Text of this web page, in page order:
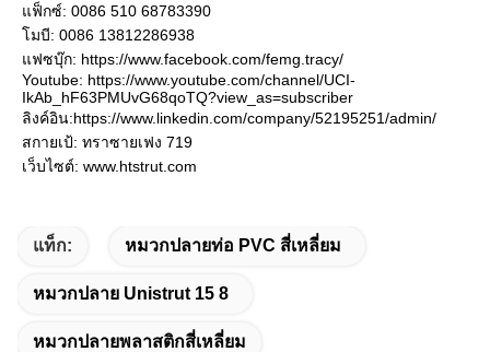
แฟ็กซ์: 0086 510 68783390
โมบี: 0086 13812286938
แฟซบุ๊ก: https://www.facebook.com/femg.tracy/
Youtube: https://www.youtube.com/channel/UCI-
IkAb_hF63PMUvG68qoTQ?view_as=subscriber
ลิงค์อิน:https://www.linkedin.com/company/52195251/admin/
สกายเป้: ทราซายเฟง 719
เว็บไซต์: www.htstrut.com
แท็ก: หมวกปลายท่อ PVC สี่เหลี่ยม
หมวกปลาย Unistrut 15 8
หมวกปลายพลาสติกสี่เหลี่ยม